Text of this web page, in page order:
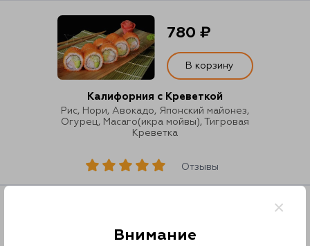
Внимание
×
Отзывы
Калифорния с Креветкой
Рис, Нори, Авокадо, Японский майонез,
Огурец, Масаго(икра мойвы), Тигровая
Креветка
780 ₽
В корзину